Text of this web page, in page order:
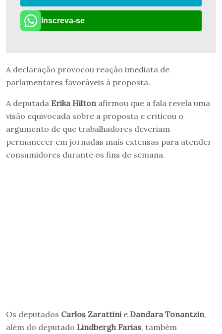
Inscreva-se
A declaração provocou reação imediata de
parlamentares favoráveis à proposta.
A deputada Erika Hilton afirmou que a fala revela uma
visão equivocada sobre a proposta e criticou o
argumento de que trabalhadores deveriam
permanecer em jornadas mais extensas para atender
consumidores durante os fins de semana.
Os deputados Carlos Zarattini e Dandara Tonantzin,
além do deputado Lindbergh Farias, também